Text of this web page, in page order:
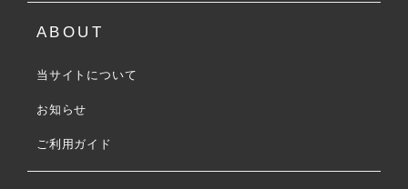
ABOUT
当サイトについて
お知らせ
ご利用ガイド